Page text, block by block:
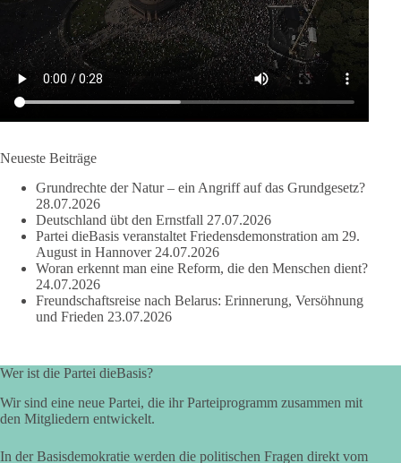
Anthony Fauci, Immunologe und Berater des ehemaligen US-
Präsidenten, hat bei einer Anhörung des US-Senats auf mehr
als 100 Fragen die Aussage verweigert. Die juristische
Bewertung werden Gerichte und Ermittlungen klären – auch
auf Basis seines Tagebuches. Doch unabhängig davon zeigt
der Vorgang eines deutlich:
Antworten:
❓ Wie wurden politische Entscheidungen getroffen?
❓ Welche Maßnahmen waren notwendig und welche nicht?
❓Und wer übernimmt die Verantwortung für die massiven
Folgen für Kinder, Familien, Unternehmen und das Vertrauen
in unseren Rechtsstaat?
Fragen zu vermeiden. Sie lebt davon, Fragen offen zu stellen
und transparent zu beantworten.
Neueste Beiträge
Grundrechte der Natur – ein Angriff auf das Grundgesetz?
28.07.2026
Deutschland übt den Ernstfall 27.07.2026
Partei dieBasis veranstaltet Friedensdemonstration am 29.
August in Hannover 24.07.2026
Woran erkennt man eine Reform, die den Menschen dient?
24.07.2026
Freundschaftsreise nach Belarus: Erinnerung, Versöhnung
und Frieden 23.07.2026
Wer ist die Partei dieBasis?
Wir sind eine neue Partei, die ihr Parteiprogramm zusammen mit
den Mitgliedern entwickelt.
In der Basisdemokratie werden die politischen Fragen direkt vom